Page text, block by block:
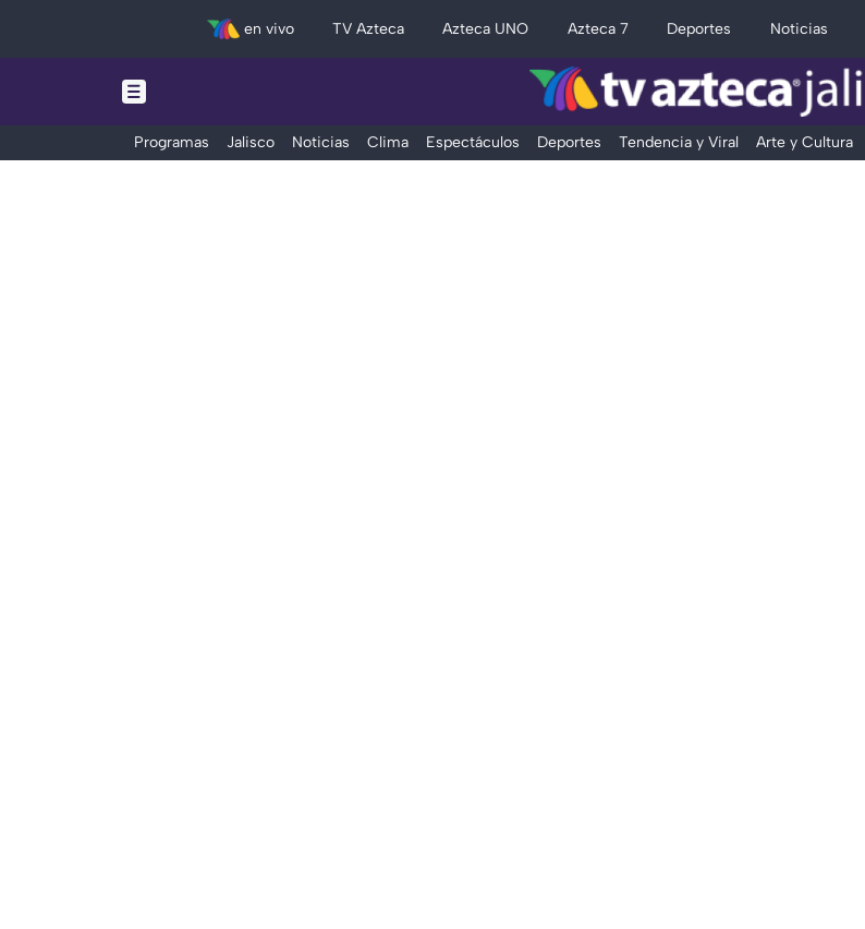
en vivo TV Azteca Azteca UNO Azteca 7 Deportes Noticias
Programas Jalisco Noticias Clima Espectáculos Deportes Tendencia y Viral Arte y Cultura